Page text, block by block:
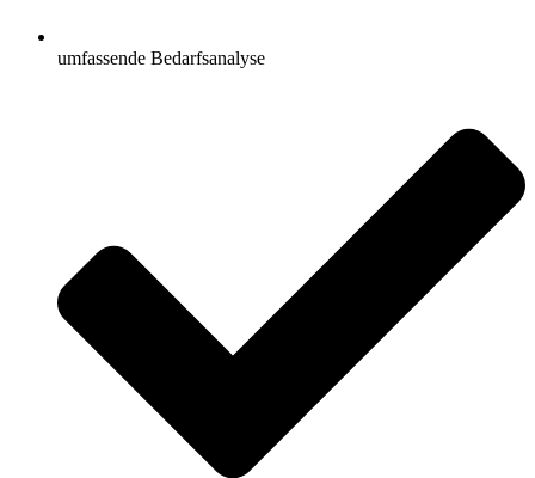
umfassende Bedarfsanalyse